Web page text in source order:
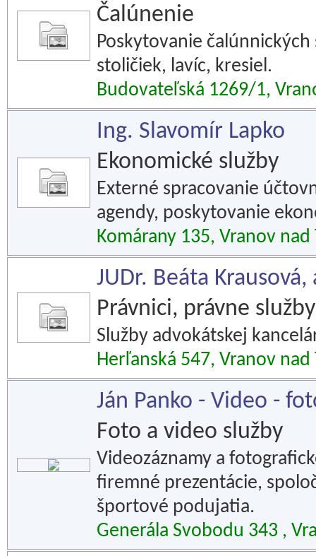
Čalúnenie
Poskytovanie
stoličiek, lavíc, kresiel.
Budovateľská 1269/1,
Ing. Slavomír Lapko
Ekonomické služby
Externé spracovanie
agendy, poskytovanie
Komárany 135, Vranov
JUDr. Beáta
Právnici, právne služby
Služby advokátskej
Herľanská 547, Vranov
Ján Panko - Video -
Foto a video služby
Videozáznamy a
firemné prezentácie,
športové podujatia.
Generála Svobodu 343 ,